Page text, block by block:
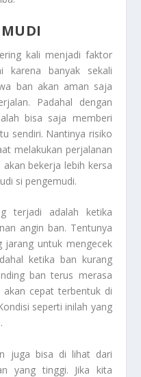
kali menjadi faktor
karena banyak sekali
ban akan aman saja
Padahal dengan
bisa saja memberi
sendiri. Nantinya risiko
melakukan perjalanan
bekerja lebih kersa
si pengemudi.
terjadi adalah ketika
angin ban. Tentunya
jarang untuk mengecek
ketika ban kurang
ban terus merasa
akan cepat terbentuk di
seperti inilah yang
juga bisa di lihat dari
yang tinggi. Jika kita